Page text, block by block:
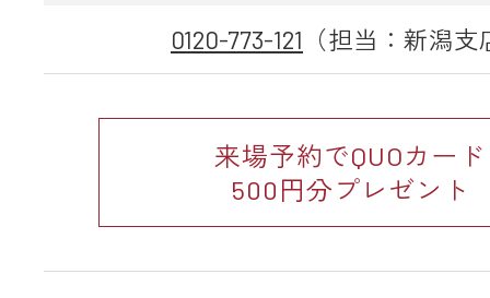
0120-773-121 （担当：新潟支
来場予約でQUOカード
500円分プレゼント